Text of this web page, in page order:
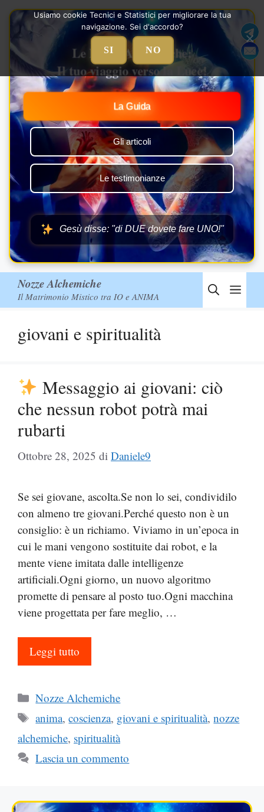
Vai
contenuto
Le Nozze Alchemiche:
Il tuo viaggio verso la Luce!
La Guida
Gli articoli
Le testimonianze
Gesù disse: "di DUE dovete fare UNO!"
Nozze Alchemiche
Il Matrimonio Mistico tra IO e ANIMA
giovani e spiritualità
Messaggio ai giovani: ciò
che nessun robot potrà mai
rubarti
Ottobre 28, 2025 di Daniele9
Se sei giovane, ascolta.Se non lo sei, condividilo
con almeno tre giovani.Perché questo non è un
consiglio: è un richiamo. Viviamo in un’epoca in
cui le mani vengono sostituite dai robot, e la
mente viene imitata dalle intelligenze
artificiali.Ogni giorno, un nuovo algoritmo
promette di pensare al posto tuo.Ogni macchina
viene progettata per fare meglio, …
Leggi tutto
Categorie
Nozze Alchemiche
Tag
anima,coscienza, giovani e spiritualità,nozze
alchemiche, spiritualità
Lascia un commento
Usiamo cookie Tecnici e Statistici per migliorare la tua
navigazione. Sei d'accordo?
SI NO